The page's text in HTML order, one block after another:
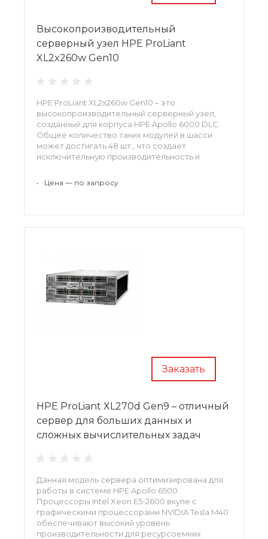
Высокопроизводительный
серверный узел HPE ProLiant
XL2x260w Gen10
HPE ProLiant XL2x260w Gen10 – это
высокопроизводительный серверный узел,
созданный для корпуса HPE Apollo 6000 DLC.
Общее количество таких модулей в шасси
может достигать 48 шт., что создает
исключительную производительность и
имеет собственные аппаратные и
• Цена — по запросу
Заказать
HPE ProLiant XL270d Gen9 – отличный
сервер для больших данных и
сложных вычислительных задач
Данная модель сервера оптимизирована для
работы в системе HPE Apollo 6500.
Процессоры Intel Xeon E5-2600 вкупе с
графическими процессорами NVIDIA Tesla M40
обеспечивают высокий уровень
производительности для ресурсоемких